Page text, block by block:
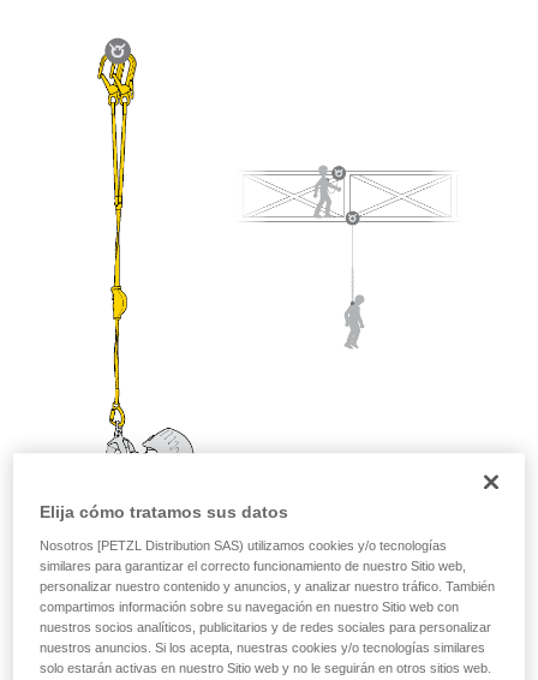
su actividad. Pueden existir otras que no
describimos aquí.
Elija cómo tratamos sus datos
Nosotros [PETZL Distribution SAS) utilizamos cookies y/o tecnologías
similares para garantizar el correcto funcionamiento de nuestro Sitio web,
personalizar nuestro contenido y anuncios, y analizar nuestro tráfico. También
compartimos información sobre su navegación en nuestro Sitio web con
nuestros socios analíticos, publicitarios y de redes sociales para personalizar
nuestros anuncios. Si los acepta, nuestras cookies y/o tecnologías similares
solo estarán activas en nuestro Sitio web y no le seguirán en otros sitios web.